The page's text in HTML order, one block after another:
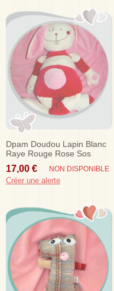
Dpam Doudou Lapin Blanc
Raye Rouge Rose Sos
17,00 € NON DISPONIBLE
Créer une alerte